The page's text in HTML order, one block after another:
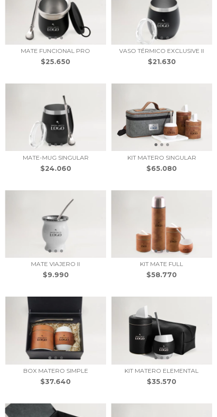
MATE FUNCIONAL PRO
$25.650
VASO TÉRMICO EXCLUSIVE II
$21.630
MATE-MUG SINGULAR
$24.060
KIT MATERO SINGULAR
$65.080
MATE VIAJERO II
$9.990
KIT MATE FULL
$58.770
BOX MATERO SIMPLE
$37.640
KIT MATERO ELEMENTAL
$35.570